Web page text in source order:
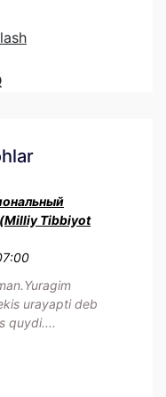
Tibbiyot
urayapti deb
quydi....